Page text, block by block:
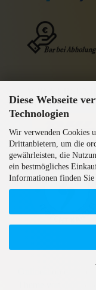
Diese Webseite
Technologien
Wir verwenden Cookies
Drittanbietern, um die
gewährleisten, die
ein bestmögliches
Informationen finden Sie
GEPRÜFTE